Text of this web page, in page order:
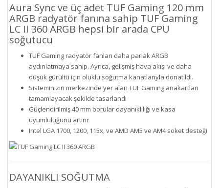
Aura Sync ve üç adet TUF Gaming 120 mm
ARGB radyatör fanına sahip TUF Gaming
LC II 360 ARGB hepsi bir arada CPU
soğutucu
TUF Gaming radyatör fanları daha parlak ARGB
aydınlatmaya sahip. Ayrıca, gelişmiş hava akışı ve daha
düşük gürültü için oluklu soğutma kanatlarıyla donatıldı.
Sisteminizin merkezinde yer alan TUF Gaming anakartları
tamamlayacak şekilde tasarlandı
Güçlendirilmiş 40 mm borular dayanıklılığı ve kasa
uyumluluğunu artırır
Intel LGA 1700, 1200, 115x, ve AMD AM5 ve AM4 soket desteği
DAYANIKLI SOĞUTMA